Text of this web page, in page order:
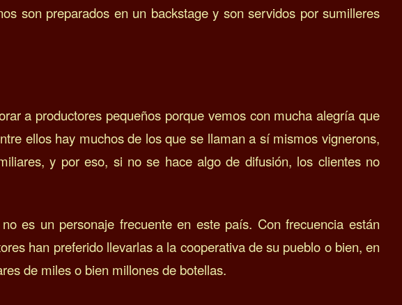
son preparados en un backstage y son servidos por sumilleres
a productores pequeños porque vemos con mucha alegría que
ellos hay muchos de los que se llaman a sí mismos vignerons,
y por eso, si no se hace algo de difusión, los clientes no
es un personaje frecuente en este país. Con frecuencia están
han preferido llevarlas a la cooperativa de su pueblo o bien, en
de miles o bien millones de botellas.